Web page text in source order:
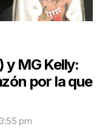
y MG Kelly:
por la que
pm